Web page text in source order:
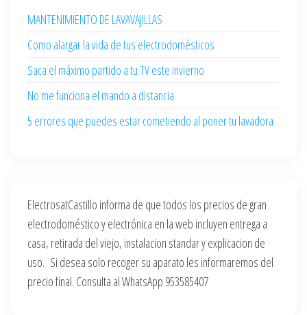
MANTENIMIENTO DE LAVAVAJILLAS
Como alargar la vida de tus electrodomésticos
Saca el máximo partido a tu TV este invierno
No me funciona el mando a distancia
5 errores que puedes estar cometiendo al poner tu lavadora
ElectrosatCastillo informa de que todos los precios de gran
electrodoméstico y electrónica en la web incluyen entrega a
casa, retirada del viejo, instalacion standar y explicacion de
uso. Si desea solo recoger su aparato les informaremos del
precio final. Consulta al WhatsApp 953585407